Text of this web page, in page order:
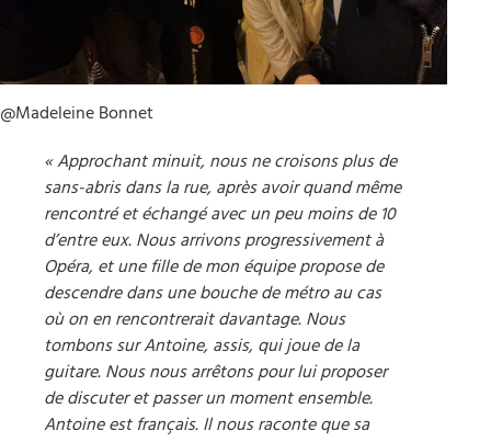
@Madeleine Bonnet
« Approchant minuit, nous ne croisons plus de
sans-abris dans la rue, après avoir quand même
rencontré et échangé avec un peu moins de 10
d’entre eux. Nous arrivons progressivement à
Opéra, et une fille de mon équipe propose de
descendre dans une bouche de métro au cas
où on en rencontrerait davantage. Nous
tombons sur Antoine, assis, qui joue de la
guitare. Nous nous arrêtons pour lui proposer
de discuter et passer un moment ensemble.
Antoine est français. Il nous raconte que sa